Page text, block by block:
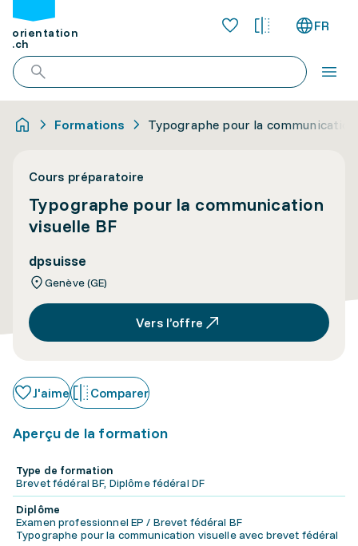
orientation
.ch
FR
Formations Typographe pour la
Cours préparatoire
Typographe pour la communication
visuelle BF
dpsuisse
Genève (GE)
Vers l’offre
J'aime Comparer
Aperçu de la formation
Type de formation
Brevet fédéral BF, Diplôme fédéral DF
Diplôme
Examen professionnel EP / Brevet fédéral BF
Typographe pour la communication visuelle avec brevet fédéral